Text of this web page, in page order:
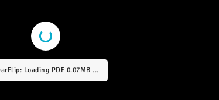
Loading PDF 1.42MB ...